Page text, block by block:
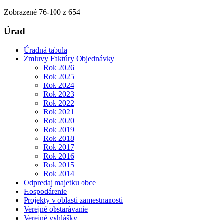
Zobrazené 76-100 z 654
Úrad
Úradná tabula
Zmluvy Faktúry Objednávky
Rok 2026
Rok 2025
Rok 2024
Rok 2023
Rok 2022
Rok 2021
Rok 2020
Rok 2019
Rok 2018
Rok 2017
Rok 2016
Rok 2015
Rok 2014
Odpredaj majetku obce
Hospodárenie
Projekty v oblasti zamestnanosti
Verejné obstarávanie
Verejné vyhlášky